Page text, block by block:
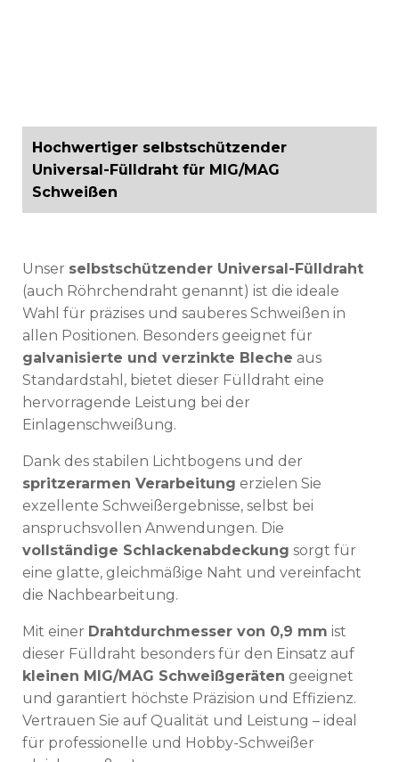
Hochwertiger selbstschützender
Universal-Fülldraht für MIG/MAG
Schweißen
Unser selbstschützender Universal-Fülldraht
(auch Röhrchendraht genannt) ist die ideale
Wahl für präzises und sauberes Schweißen in
allen Positionen. Besonders geeignet für
galvanisierte und verzinkte Bleche aus
Standardstahl, bietet dieser Fülldraht eine
hervorragende Leistung bei der
Einlagenschweißung.
Dank des stabilen Lichtbogens und der
spritzerarmen Verarbeitung erzielen Sie
exzellente Schweißergebnisse, selbst bei
anspruchsvollen Anwendungen. Die
vollständige Schlackenabdeckung sorgt für
eine glatte, gleichmäßige Naht und vereinfacht
die Nachbearbeitung.
Mit einer Drahtdurchmesser von 0,9 mm ist
dieser Fülldraht besonders für den Einsatz auf
kleinen MIG/MAG Schweißgeräten geeignet
und garantiert höchste Präzision und Effizienz.
Vertrauen Sie auf Qualität und Leistung – ideal
für professionelle und Hobby-Schweißer